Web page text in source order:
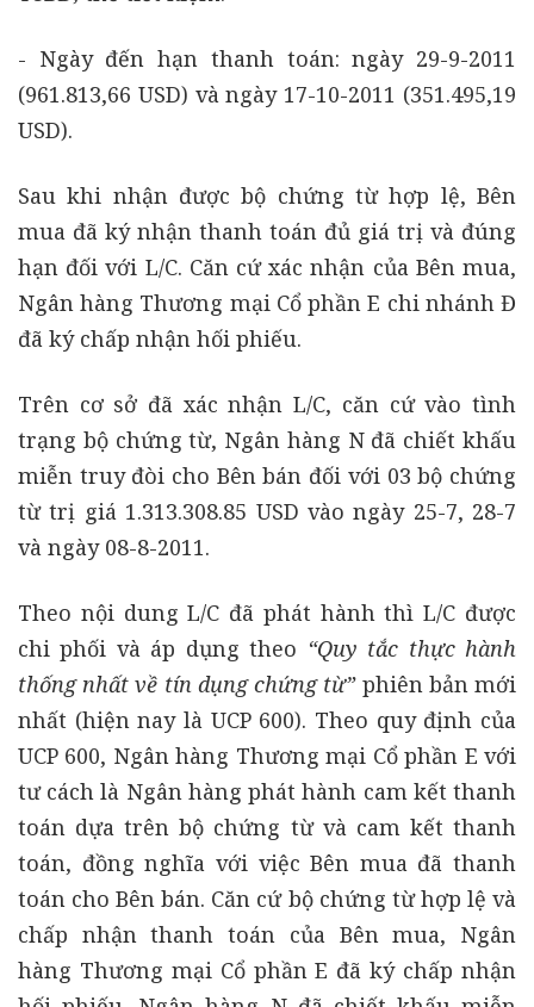
- Ngày đến hạn thanh toán: ngày 29-9-2011
(961.813,66 USD) và ngày 17-10-2011 (351.495,19
USD).
Sau khi nhận được bộ chứng từ hợp lệ, Bên
mua đã ký nhận thanh toán đủ giá trị và đúng
hạn đối với L/C. Căn cứ xác nhận của Bên mua,
Ngân hàng Thương mại Cổ phần E chi nhánh Đ
đã ký chấp nhận hối phiếu.
Trên cơ sở đã xác nhận L/C, căn cứ vào tình
trạng bộ chứng từ, Ngân hàng N đã chiết khấu
miễn truy đòi cho Bên bán đối với 03 bộ chứng
từ trị giá 1.313.308.85 USD vào ngày 25-7, 28-7
và ngày 08-8-2011.
Theo nội dung L/C đã phát hành thì L/C được
chi phối và áp dụng theo “Quy tắc thực hành
thống nhất về tín dụng chứng từ”phiên bản mới
nhất (hiện nay là UCP 600). Theo quy định của
UCP 600, Ngân hàng Thương mại Cổ phần E với
tư cách là Ngân hàng phát hành cam kết thanh
toán dựa trên bộ chứng từ và cam kết thanh
toán, đồng nghĩa với việc Bên mua đã thanh
toán cho Bên bán. Căn cứ bộ chứng từ hợp lệ và
chấp nhận thanh toán của Bên mua, Ngân
hàng Thương mại Cổ phần E đã ký chấp nhận